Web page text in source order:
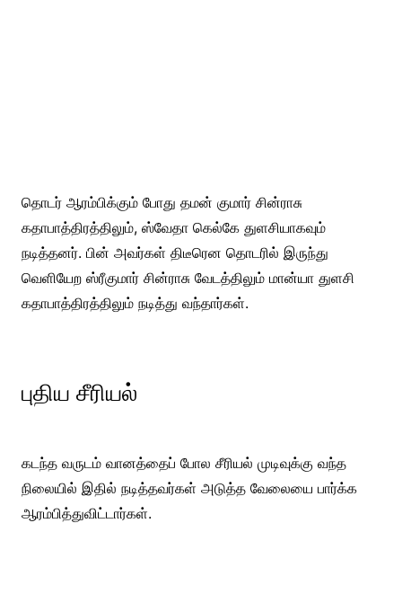
தொடர் ஆரம்பிக்கும் போது தமன் குமார் சின்ராசு
கதாபாத்திரத்திலும், ஸ்வேதா கெல்கே துளசியாகவும்
நடித்தனர். பின் அவர்கள் திடீரென தொடரில் இருந்து
வெளியேற ஸ்ரீகுமார் சின்ராசு வேடத்திலும் மான்யா துளசி
கதாபாத்திரத்திலும் நடித்து வந்தார்கள்.
புதிய சீரியல்
கடந்த வருடம் வானத்தைப் போல சீரியல் முடிவுக்கு வந்த
நிலையில் இதில் நடித்தவர்கள் அடுத்த வேலையை பார்க்க
ஆரம்பித்துவிட்டார்கள்.